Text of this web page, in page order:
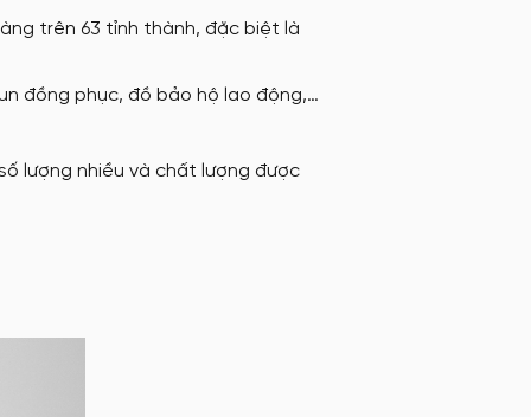
trên 63 tỉnh thành, đặc biệt là
đồng phục, đồ bảo hộ lao động,…
lượng nhiều và chất lượng được